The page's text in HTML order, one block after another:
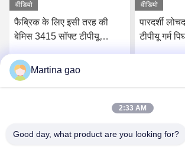
वीडियो
फैब्रिक के लिए इसी तरह की
बेमिस 3415 सॉफ्ट टीपीयू
वाली टीपीयू फिल्म
वीडियो
पारदर्शी
टीपीयू गर्म
Martina gao
2:33 AM
Good day, what product are you looking for?